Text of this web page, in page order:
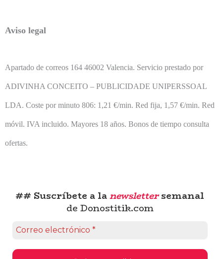
Aviso legal
Apartado de correos 164 46002 Valencia. Servicio prestado por
ADIVINHA CONCEITO – PUBLICIDADE UNIPERSSOAL
LDA. Coste por minuto 806: 1,21 €/min. Red fija, 1,57 €/min. Red
móvil. IVA incluido. Mayores 18 años. Bonos de tiempo consulta
ofertas.
## Suscríbete a lanewslettersemanal
de Donostitik.com